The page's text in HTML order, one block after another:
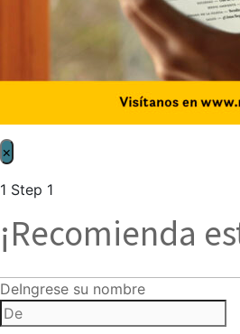
×
1 Step 1
¡Recomienda
DeIngrese su nombre